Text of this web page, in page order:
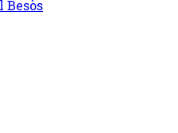
Besòs